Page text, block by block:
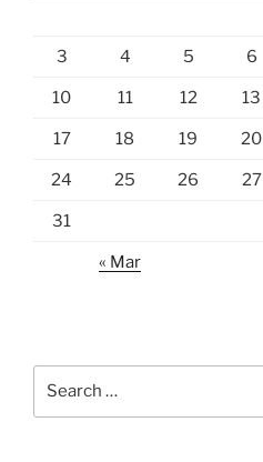
3 4 5 6
10 11 12 13
17 18 19 20
24 25 26 27
31
« Mar